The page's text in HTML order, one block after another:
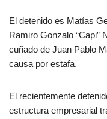
El detenido es Matías
Ramiro Gonzalo “Capi”
cuñado de Juan Pablo
causa por estafa.
El recientemente
estructura empresarial